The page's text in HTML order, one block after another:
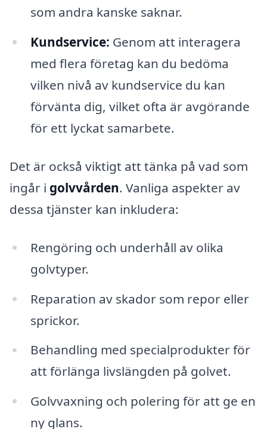
som andra kanske saknar.
Kundservice: Genom att interagera
med flera företag kan du bedöma
vilken nivå av kundservice du kan
förvänta dig, vilket ofta är avgörande
för ett lyckat samarbete.
Det är också viktigt att tänka på vad som
ingår i golvvården. Vanliga aspekter av
dessa tjänster kan inkludera:
Rengöring och underhåll av olika
golvtyper.
Reparation av skador som repor eller
sprickor.
Behandling med specialprodukter för
att förlänga livslängden på golvet.
Golvvaxning och polering för att ge en
ny glans.